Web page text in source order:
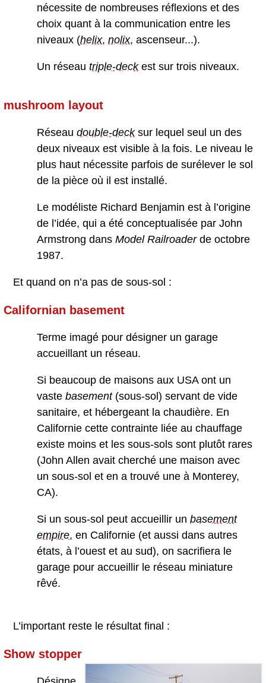
nécessite de nombreuses réflexions et des
choix quant à la communication entre les
niveaux (helix, nolix, ascenseur...).
Un réseau triple-deckest sur trois niveaux.
mushroom layout
Réseau double-decksur lequel seul un des
deux niveaux est visible à la fois. Le niveau le
plus haut nécessite parfois de surélever le sol
de la pièce où il est installé.
Le modéliste Richard Benjamin est à l’origine
de l’idée, qui a été conceptualisée par John
Armstrong dans Model Railroaderde octobre
1987.
Et quand on n’a pas de sous-sol :
Californian basement
Terme imagé pour désigner un garage
accueillant un réseau.
Si beaucoup de maisons aux USA ont un
vaste basement(sous-sol) servant de vide
sanitaire, et hébergeant la chaudière. En
Californie cette contrainte liée au chauffage
existe moins et les sous-sols sont plutôt rares
(John Allen avait cherché une maison avec
un sous-sol et en a trouvé une à Monterey,
CA).
Si un sous-sol peut accueillir un basement
empire, en Californie (et aussi dans autres
états, à l’ouest et au sud), on sacrifiera le
garage pour accueillir le réseau miniature
rêvé.
L’important reste le résultat final :
Show stopper